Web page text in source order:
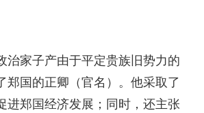
治家子产由于平定贵族旧势力的
郑国的正卿（官名）。他采取了
进郑国经济发展；同时，还主张